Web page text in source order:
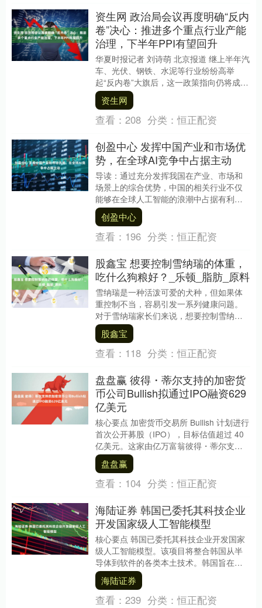
资生网 政治局会议再度明确“反内
卷”决心：推进多个重点行业产能
治理，下半年PPI有望回升
华夏时报记者 刘诗萌 北京报道 继上半年汽
车、光伏、钢铁、水泥等行业纷纷高举
起“反内卷”大旗后，这一政策指向仍将成为
下半年的重点。 7月30日，中共中央政治
局召....
资生网
查看： 208 分类：恒正配资
创盈中心 发挥中国产业和市场优
势，在全球AI竞争中占据主动
导读：通过充分发挥我国在产业、市场和
场景上的综合优势，中国的相关行业不仅
能够在全球人工智能的浪潮中占据有利位
置，更能为经济的高质量发展注入源源不
断的新动能，最终....
创盈中心
查看： 196 分类：恒正配资
股鑫宝 想要控制雪纳瑞的体重，
吃什么狗粮好？_乐顿_脂肪_原料
雪纳瑞是一种活泼可爱的犬种，但如果体
重控制不当，容易引发一系列健康问题。
对于雪纳瑞家长们来说，想要控制雪纳瑞
的体重，选择一款合适的狗粮至关重要。
那么，到底吃什么....
股鑫宝
查看： 118 分类：恒正配资
盘盘赢 彼得・蒂尔支持的加密货
币公司Bullish拟通过IPO融资629
亿美元
核心要点 加密货币交易所 Bullish 计划进行
首次公开募股（IPO），目标估值超过 40
亿美元。这家由亿万富翁彼得・蒂尔支持
的公司预计将以每股 28 至 ....
盘盘赢
查看： 104 分类：恒正配资
海陆证券 韩国已委托其科技企业
开发国家级人工智能模型
核心要点 韩国已委托其科技企业开发国家
级人工智能模型。该项目将整合韩国从半
导体到软件的各类本土技术。韩国旨在打
造近乎自给自足的人工智能产业，并将其
技术定位为中美....
海陆证券
查看： 239 分类：恒正配资